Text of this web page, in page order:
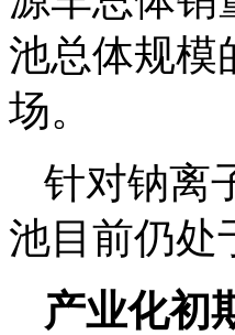
池总体规模
场。
针对钠离
池目前仍处
产业化初